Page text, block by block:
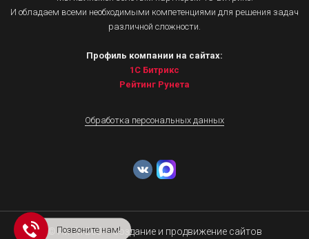
И обладаем всеми необходимыми компетенциями для решения задач
различной сложности.
Профиль компании на сайтах:
1С Битрикс
Рейтинг Рунета
Обработка персональных данных
© Ай Ти Веб — создание и продвижение сайтов
Позвоните нам!